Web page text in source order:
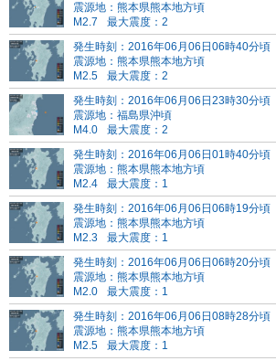
震源地：熊本県熊本地方頃
M2.7
最大震度：2
発生時刻：2016年06月06日06時40分頃
震源地：熊本県熊本地方頃
M2.5
最大震度：2
発生時刻：2016年06月06日23時30分頃
震源地：福島県沖頃
M4.0
最大震度：2
発生時刻：2016年06月06日01時40分頃
震源地：熊本県熊本地方頃
M2.4
最大震度：1
発生時刻：2016年06月06日06時19分頃
震源地：熊本県熊本地方頃
M2.3
最大震度：1
発生時刻：2016年06月06日06時20分頃
震源地：熊本県熊本地方頃
M2.0
最大震度：1
発生時刻：2016年06月06日08時28分頃
震源地：熊本県熊本地方頃
M2.5
最大震度：1